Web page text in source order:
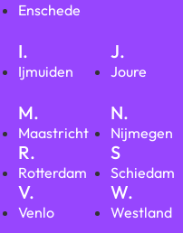
Enschede
I.
Ijmuiden
J.
Joure
M.
Maastricht
N.
Nijmegen
R.
Rotterdam
S
Schiedam
V.
Venlo
W.
Westland